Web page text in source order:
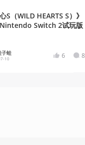
S（WILD HEARTS S）》
Switch 2试玩版
子蛙
10 6 8